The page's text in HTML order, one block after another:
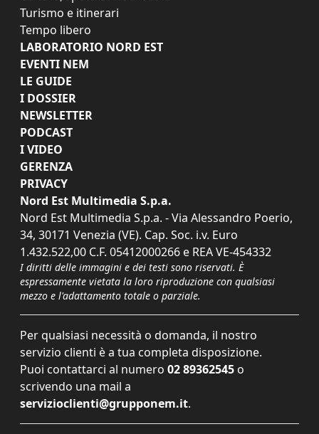
Turismo e itinerari
Tempo libero
LABORATORIO NORD EST
EVENTI NEM
LE GUIDE
I DOSSIER
NEWSLETTER
PODCAST
I VIDEO
GERENZA
PRIVACY
Nord Est Multimedia S.p.a.
Nord Est Multimedia S.p.a. - Via Alessandro Poerio,
34, 30171 Venezia (VE). Cap. Soc. i.v. Euro
1.432.522,00 C.F. 05412000266 e REA VE-454332
I diritti delle immagini e dei testi sono riservati. È
espressamente vietata la loro riproduzione con qualsiasi
mezzo e l'adattamento totale o parziale.
Per qualsiasi necessità o domanda, il nostro
servizio clienti è a tua completa disposizione.
Puoi contattarci al numero 02 89362545 o
scrivendo una mail a
servizioclienti@grupponem.it.